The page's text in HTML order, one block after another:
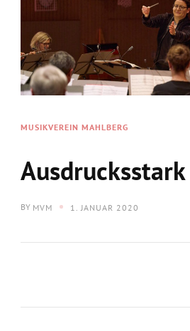
MUSIKVEREIN MAHLBERG
Ausdrucksstark
BY MVM 1. JANUAR 2020